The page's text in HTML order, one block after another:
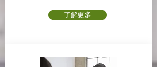
了解更多